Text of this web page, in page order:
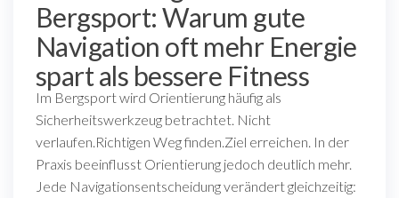
Bergsport: Warum gute
Navigation oft mehr Energie
spart als bessere Fitness
Im Bergsport wird Orientierung häufig als
Sicherheitswerkzeug betrachtet. Nicht
verlaufen.Richtigen Weg finden.Ziel erreichen. In der
Praxis beeinflusst Orientierung jedoch deutlich mehr.
Jede Navigationsentscheidung verändert gleichzeitig: